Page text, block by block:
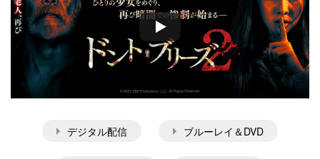
デジタル配信 ブルーレイ＆DVD